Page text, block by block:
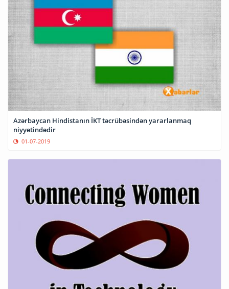
Azərbaycan Hindistanın İKT təcrübəsindən yararlanmaq
niyyətindədir
01-07-2019